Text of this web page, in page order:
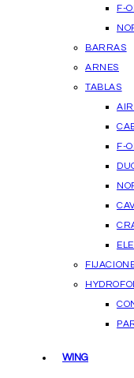
F-
BARRAS
ARNES
TABLAS
F-
WING